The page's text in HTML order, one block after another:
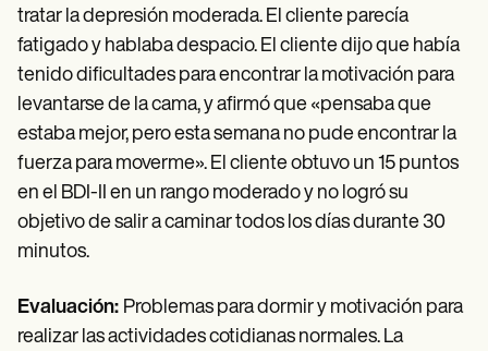
tratar la depresión moderada. El cliente parecía
fatigado y hablaba despacio. El cliente dijo que había
tenido dificultades para encontrar la motivación para
levantarse de la cama, y afirmó que «pensaba que
estaba mejor, pero esta semana no pude encontrar la
fuerza para moverme». El cliente obtuvo un 15 puntos
en el BDI-II en un rango moderado y no logró su
objetivo de salir a caminar todos los días durante 30
minutos.
Evaluación: Problemas para dormir y motivación para
realizar las actividades cotidianas normales. La